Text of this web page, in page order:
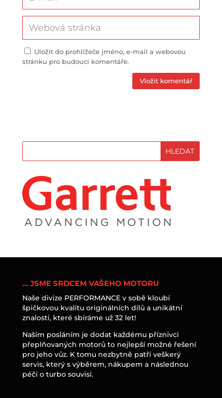
Uložit do prohlížeče jméno, e-mail a webovou
stránku pro budoucí komentáře.
… JSME SRDCEM VAŠEHO MOTORU
Naše divize PERFORMANCE v sobě kloubí
špičkovou kvalitu originálních dílů a unikátní
znalosti, které sbíráme už 32 let!
Naším posláním je dodat každému příznivci
přeplňovaných motorů to nejlepší možné řešení
pro jeho vůz. K tomu nezbytně patří veškerý
servis, který s výběrem, nákupem a následnou
péčí o turbo souvisí.